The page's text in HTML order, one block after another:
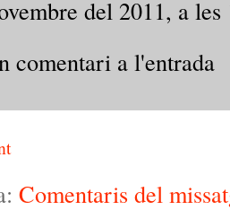
del 2011, a les
comentari a l'entrada
Comentaris del